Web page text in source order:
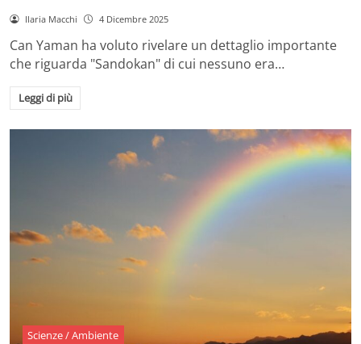
Ilaria Macchi 4 Dicembre 2025
Can Yaman ha voluto rivelare un dettaglio importante
che riguarda "Sandokan" di cui nessuno era…
Leggi di più
Scienze / Ambiente